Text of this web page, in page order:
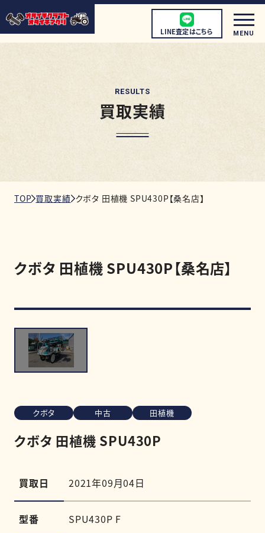
LINE査定はこちら MENU
店頭買取について
買取強化商品 買取相場
買取実績
0120-968-258
受付時間
RESULTS
買取実績
TOP 買取実績 クボタ 田植機 SPU430P【桑名店】
クボタ 田植機 SPU430P【桑名店】
クボタ 中古 田植機
クボタ 田植機 SPU430P
買取日 2021年09月04日
型番 SPU430P F